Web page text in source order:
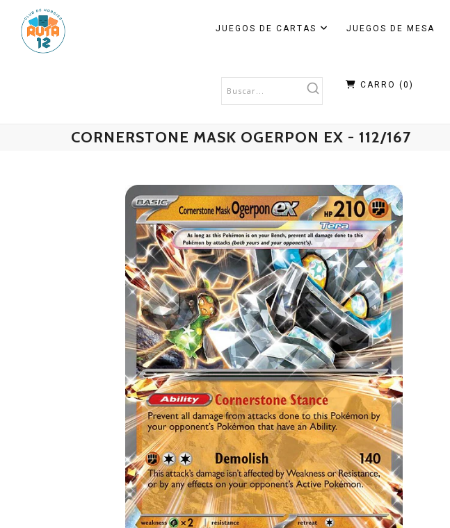
JUEGOS DE CARTAS JUEGOS DE MESA
CARRO (0 )
CORNERSTONE MASK OGERPON EX - 112/167